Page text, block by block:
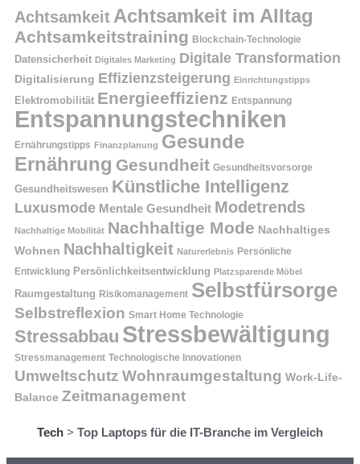
Achtsamkeit Achtsamkeit im Alltag
Achtsamkeitstraining Blockchain-Technologie
Datensicherheit Digitales Marketing Digitale Transformation
Digitalisierung Effizienzsteigerung Einrichtungstipps
Elektromobilität Energieeffizienz Entspannung
Entspannungstechniken
Ernährungstipps Finanzplanung Gesunde
Ernährung Gesundheit Gesundheitsvorsorge
Gesundheitswesen Künstliche Intelligenz
Luxusmode Mentale Gesundheit Modetrends
Nachhaltige Mobilität Nachhaltige Mode Nachhaltiges
Wohnen Nachhaltigkeit Naturerlebnis Persönliche
Entwicklung Persönlichkeitsentwicklung Platzsparende Möbel
Raumgestaltung Risikomanagement Selbstfürsorge
Selbstreflexion Smart Home Technologie
Stressabbau Stressbewältigung
Stressmanagement Technologische Innovationen
Umweltschutz Wohnraumgestaltung Work-Life-
Balance Zeitmanagement
Tech > Top Laptops für die IT-Branche im Vergleich